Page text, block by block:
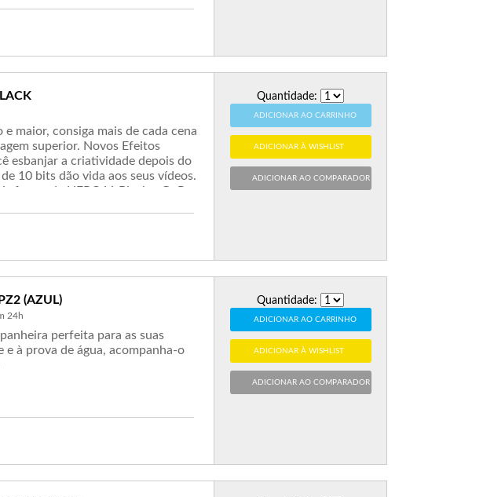
Quantidade:
ADICIONAR AO CARRINHO
ADICIONAR À WISHLIST
ADICIONAR AO COMPARADOR
maior, consiga mais de cada cena
superior. Novos Efeitos
esbanjar a criatividade depois do
10 bits dão vida aos seus vídeos.
fazem da HERO11 Black a GoPro
(AZUL)
24h
Quantidade:
ADICIONAR AO CARRINHO
ADICIONAR À WISHLIST
ADICIONAR AO COMPARADOR
perfeita para as suas
e à prova de água, acompanha-o